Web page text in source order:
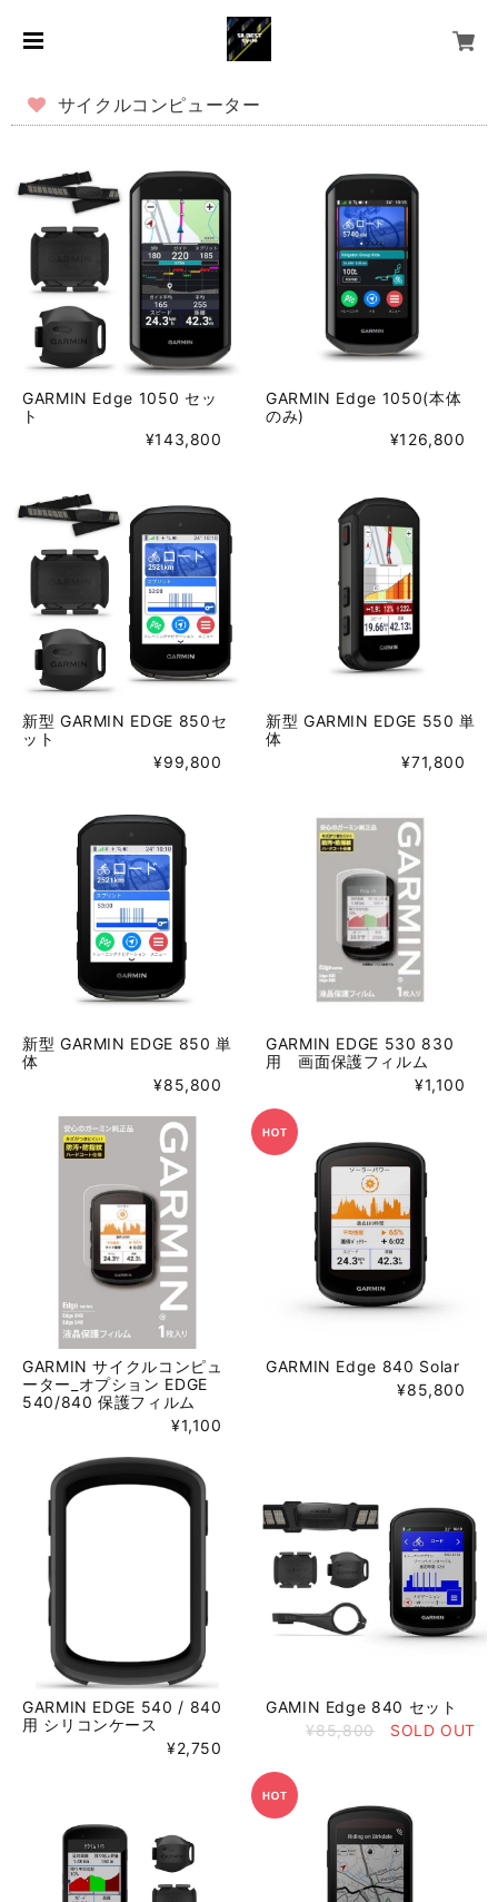
サイクルコンピューター
GARMIN Edge 1050 セッ
ト
¥143,800
GARMIN Edge 1050(本体
のみ)
¥126,800
新型 GARMIN EDGE 850セ
ット
¥99,800
新型 GARMIN EDGE 550 単
体
¥71,800
新型 GARMIN EDGE 850 単
体
¥85,800
GARMIN EDGE 530 830
用 画面保護フィルム
¥1,100
GARMIN サイクルコンピュ
ーター_オプション EDGE
540/840 保護フィルム
¥1,100
GARMIN Edge 840 Solar
¥85,800
GARMIN EDGE 540 / 840
用 シリコンケース
¥2,750
GAMIN Edge 840 セット
¥85,800
SOLD OUT